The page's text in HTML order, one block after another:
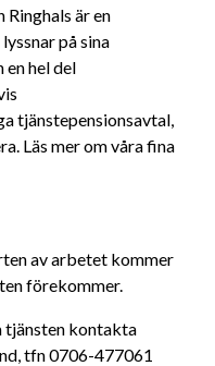
är en
på sina
en hel del
tjänstepensionsavtal,
Läs mer om våra fina
av arbetet kommer
förekommer.
tfn 0706-477061